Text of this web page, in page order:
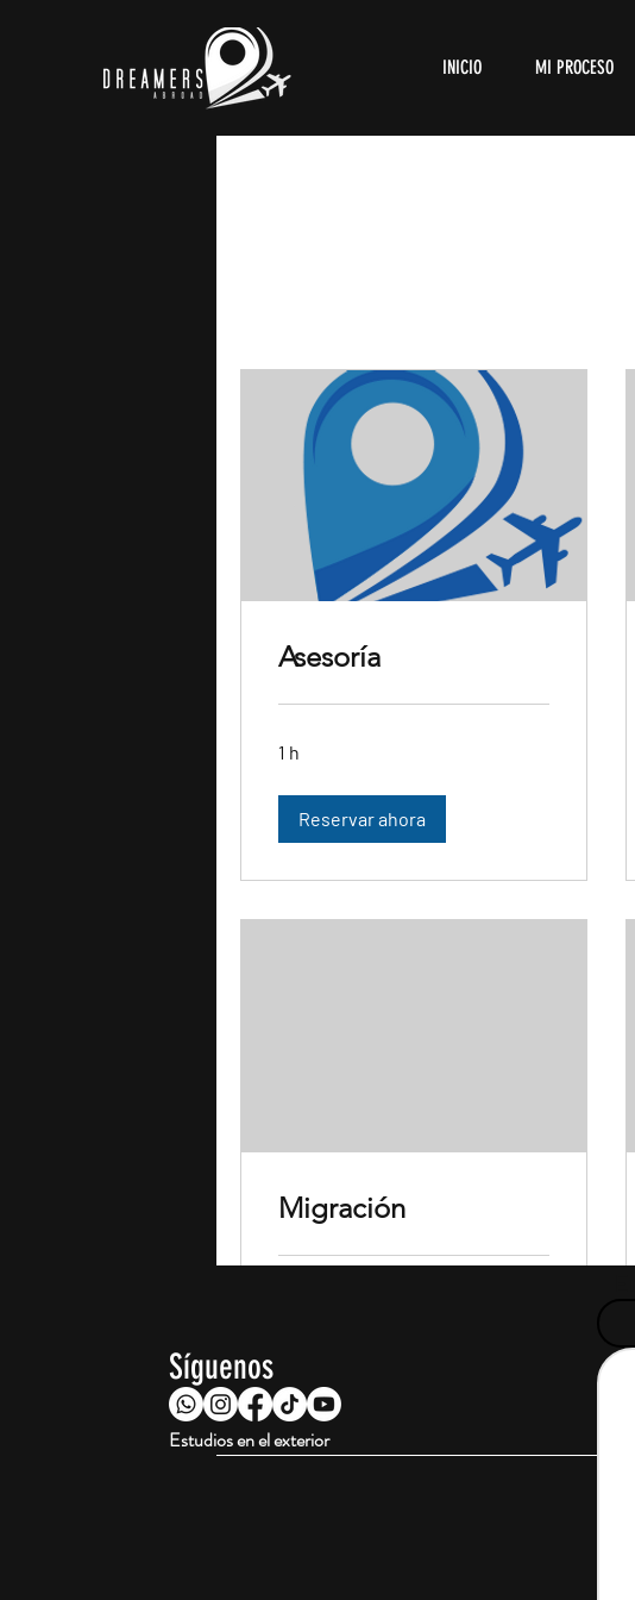
INICIO MI PROCESO
Asesoría
1 h
Reservar ahora
Migración
Síguenos
Estudios en el exterior